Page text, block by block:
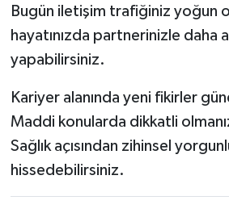
Bugün iletişim trafiğiniz yoğun
hayatınızda partnerinizle daha
yapabilirsiniz.
Kariyer alanında yeni fikirler
Maddi konularda dikkatli
Sağlık açısından zihinsel
hissedebilirsiniz.